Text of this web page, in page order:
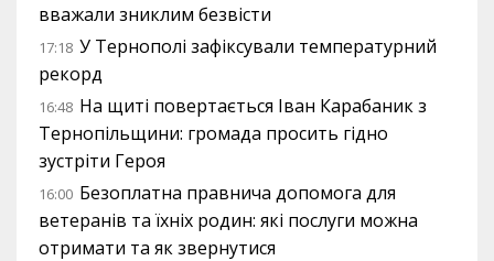
вважали зниклим безвісти
17:18 У Тернополі зафіксували температурний
рекорд
16:48 На щиті повертається Іван Карабаник з
Тернопільщини: громада просить гідно
зустріти Героя
16:00 Безоплатна правнича допомога для
ветеранів та їхніх родин: які послуги можна
отримати та як звернутися